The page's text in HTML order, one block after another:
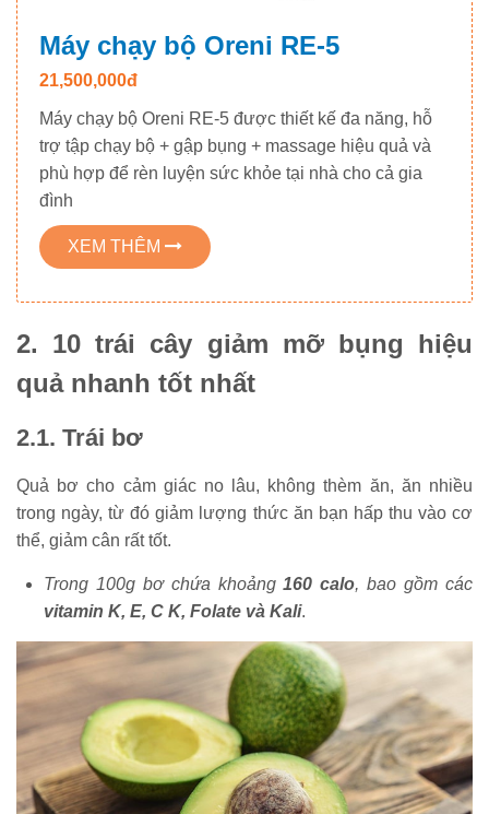
Máy chạy bộ Oreni RE-5
21,500,000đ
Máy chạy bộ Oreni RE-5 được thiết kế đa năng, hỗ
trợ tập chạy bộ + gập bụng + massage hiệu quả và
phù hợp để rèn luyện sức khỏe tại nhà cho cả gia
đình
XEM THÊM
2. 10 trái cây giảm mỡ bụng hiệu
quả nhanh tốt nhất
2.1. Trái bơ
Quả bơ cho cảm giác no lâu, không thèm ăn, ăn nhiều
trong ngày, từ đó giảm lượng thức ăn bạn hấp thu vào cơ
thể, giảm cân rất tốt.
Trong 100g bơ chứa khoảng160 calo, bao gồm các
vitamin K, E, C K, Folate và Kali.